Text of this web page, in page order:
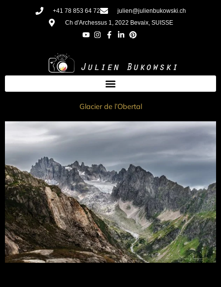
+41 78 853 64 72
julien@julienbukowski.ch
Ch d'Archessus 1, 2022 Bevaix, SUISSE
Glacier de l’Obertal